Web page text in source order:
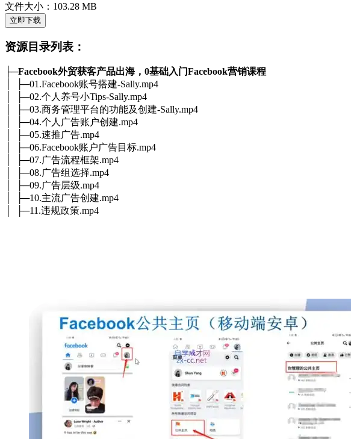
文件大小：103.28 MB
立即下载
资源目录列表：
├─Facebook外贸获客产品出海，0基础入门Facebook营销课程
│ ├─01.Facebook账号搭建-Sally.mp4
│ ├─02.个人养号小Tips-Sally.mp4
│ ├─03.商务管理平台的功能及创建-Sally.mp4
│ ├─04.个人广告账户创建.mp4
│ ├─05.速推广告.mp4
│ ├─06.Facebook账户广告目标.mp4
│ ├─07.广告流程框架.mp4
│ ├─08.广告组选择.mp4
│ ├─09.广告层级.mp4
│ ├─10.主流广告创建.mp4
│ ├─11.违规政策.mp4